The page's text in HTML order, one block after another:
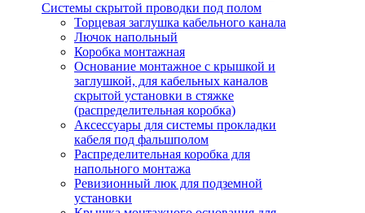
Системы скрытой проводки под полом
Торцевая заглушка кабельного канала
Лючок напольный
Коробка монтажная
Основание монтажное с крышкой и
заглушкой, для кабельных каналов
скрытой установки в стяжке
(распределительная коробка)
Аксессуары для системы прокладки
кабеля под фальшполом
Распределительная коробка для
напольного монтажа
Ревизионный люк для подземной
установки